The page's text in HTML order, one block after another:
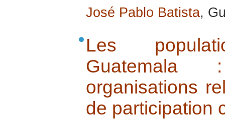
José Pablo Batista,
Les
organisations
de participation